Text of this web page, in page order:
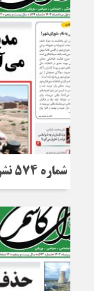
شماره 574 نشریه آوای کاشمر